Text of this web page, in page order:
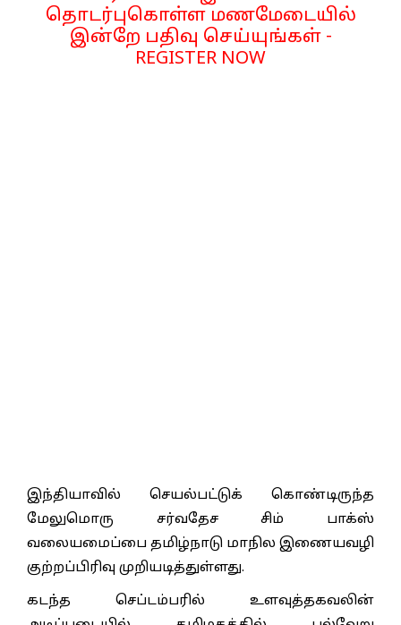
தொடர்புகொள்ள மணமேடையில்
இன்றே பதிவு செய்யுங்கள் -
REGISTER NOW
இந்தியாவில் செயல்பட்டுக் கொண்டிருந்த
மேலுமொரு சர்வதேச சிம் பாக்ஸ்
வலையமைப்பை தமிழ்நாடு மாநில இணையவழி
குற்றப்பிரிவு முறியடித்துள்ளது.
கடந்த செப்டம்பரில் உளவுத்தகவலின்